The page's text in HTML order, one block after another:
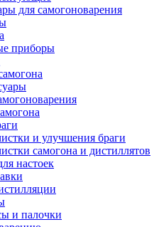
для самогоноварения
приборы
и улучшения браги
самогона и дистиллятов
настоек
и палочки